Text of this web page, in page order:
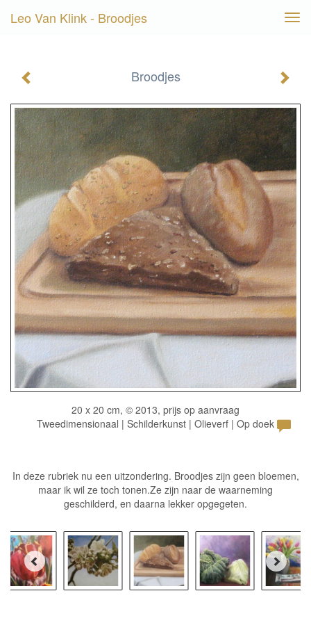
Leo Van Klink - Broodjes
Broodjes
20 x 20 cm, © 2013, prijs op aanvraag
Tweedimensionaal | Schilderkunst | Olieverf | Op doek
In deze rubriek nu een uitzondering. Broodjes zijn geen bloemen,
maar ik wil ze toch tonen.Ze zijn naar de waarneming
geschilderd, en daarna lekker opgegeten.